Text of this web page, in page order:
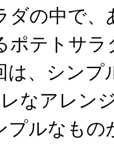
ダの中で、
ポテトサ
は、シンプ
なアレン
プルなもの